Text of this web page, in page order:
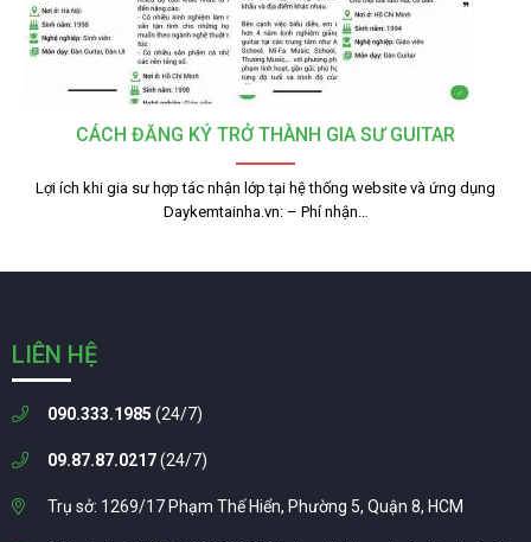
CÁCH ĐĂNG KÝ TRỞ THÀNH GIA SƯ GUITAR
Lợi ích khi gia sư hợp tác nhận lớp tại hệ thống website và ứng dụng
Daykemtainha.vn: – Phí nhận…
LIÊN HỆ
090.333.1985 (24/7)
09.87.87.0217(24/7)
Trụ sở: 1269/17 Phạm Thế Hiển, Phường 5, Quận 8, HCM